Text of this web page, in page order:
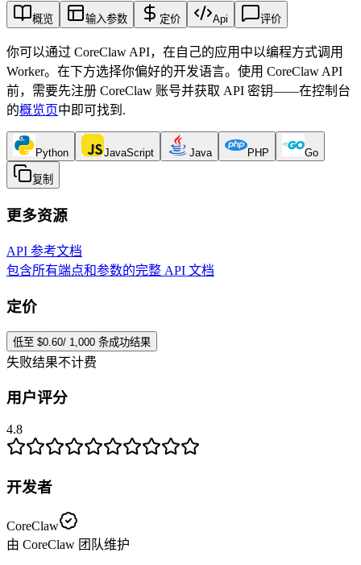
概览 输入参数 定价 Api 评价
你可以通过 CoreClaw API，在自己的应用中以编程方式调用
Worker。在下方选择你偏好的开发语言。使用 CoreClaw API
前，需要先注册 CoreClaw 账号并获取 API 密钥——在控制台
的概览页中即可找到 .
Python JavaScript Java PHP Go
复制
更多资源
API 参考文档
包含所有端点和参数的完整 API 文档
定价
低至 $0.60/ 1,000 条成功结果
失败结果不计费
用户评分
4.8
开发者
CoreClaw
由 CoreClaw 团队维护